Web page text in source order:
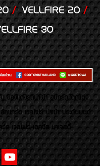
/VELLFIRE 20/
30
องเเต่งรถนำเข้า อุปกรณ์ตกแต่ง
พาร์ด เวลไฟร์ นำเข้า ประดับยนต์
ด เวลไฟร์ เลกซัส มาเจสตี้